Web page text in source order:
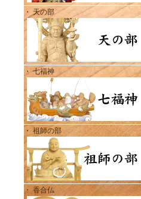
・ 天の部
・ 七福神
・ 祖師の部
・ 香合仏